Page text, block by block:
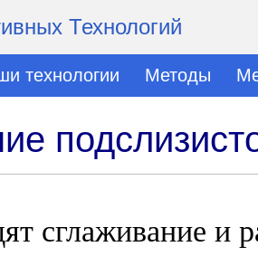
Технологий
технологии Методы
сглаживание и